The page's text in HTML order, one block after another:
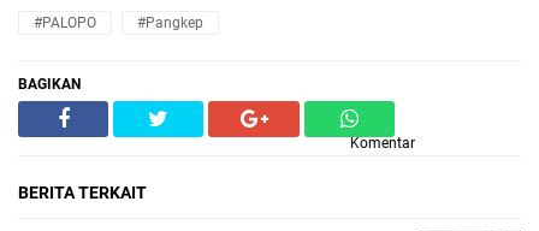
#PALOPO #Pangkep
BAGIKAN
Komentar
BERITA TERKAIT